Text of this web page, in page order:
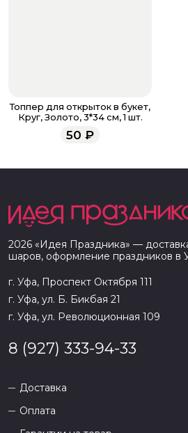
Топпер для открыток в букет,
Круг, Золото, 3*34 см, 1 шт.
50 ₽
2026 «Идея Праздника» —
шаров, оформление праздников в
г. Уфа, Проспект Октября 111
г. Уфа, ул. Б. Бикбая 21
г. Уфа, ул. Революционная 109
8 (927) 333-94-33
Доставка
Оплата